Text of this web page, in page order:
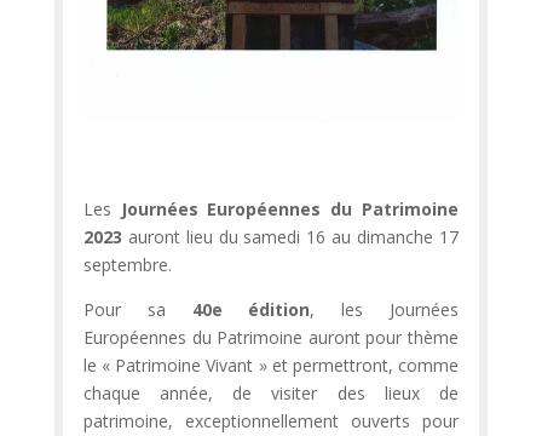
Les Journées Européennes du Patrimoine
2023 auront lieu du samedi 16 au dimanche 17
septembre.
Pour sa 40e édition, les Journées
Européennes du Patrimoine auront pour thème
le « Patrimoine Vivant » et permettront, comme
chaque année, de visiter des lieux de
patrimoine, exceptionnellement ouverts pour